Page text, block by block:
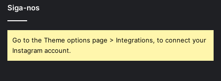
Siga-nos
Go to the Theme options page > Integrations, to connect your
Instagram account.